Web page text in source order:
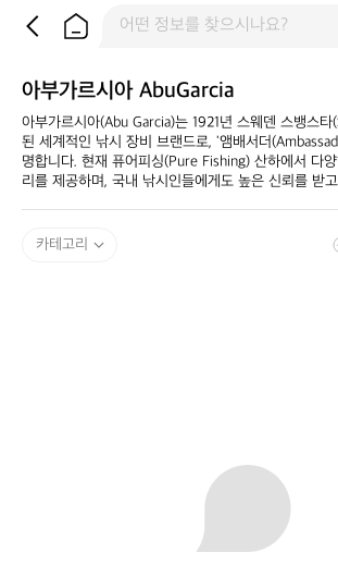
아부가르시아 AbuGarcia
아부가르시아(Abu Garcia)는 1921년 스웨덴 스뱅스
된 세계적인 낚시 장비 브랜드로, '앰배서더
명합니다. 현재 퓨어피싱(Pure Fishing) 산하에서 다
리를 제공하며, 국내 낚시인들에게도 높은 신뢰를 받
카테고리